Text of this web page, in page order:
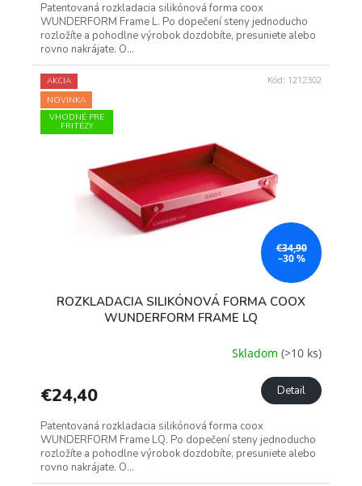
Patentovaná rozkladacia silikónová forma coox
WUNDERFORM Frame L. Po dopečení steny jednoducho
rozložíte a pohodlne výrobok dozdobíte, presuniete alebo
rovno nakrájate. O...
AKCIA
NOVINKA
VHODNÉ PRE
FRITÉZY
€34,90
–30 %
ROZKLADACIA SILIKÓNOVÁ FORMA COOX
WUNDERFORM FRAME LQ
Skladom (>10 ks)
€24,40 Detail
Patentovaná rozkladacia silikónová forma coox
WUNDERFORM Frame LQ. Po dopečení steny jednoducho
rozložíte a pohodlne výrobok dozdobíte, presuniete alebo
rovno nakrájate. O...
Kód: 1212302